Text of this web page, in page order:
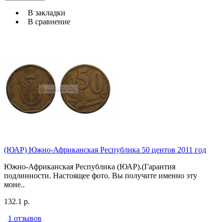
В закладки
В сравнение
(ЮАР) Южно-Африканская Республика 50 центов 2011 год
Южно-Африканская Республика (ЮАР).(Гарантия
подлинности. Настоящее фото. Вы получите именно эту
моне..
132.1 р.
1 отзывов